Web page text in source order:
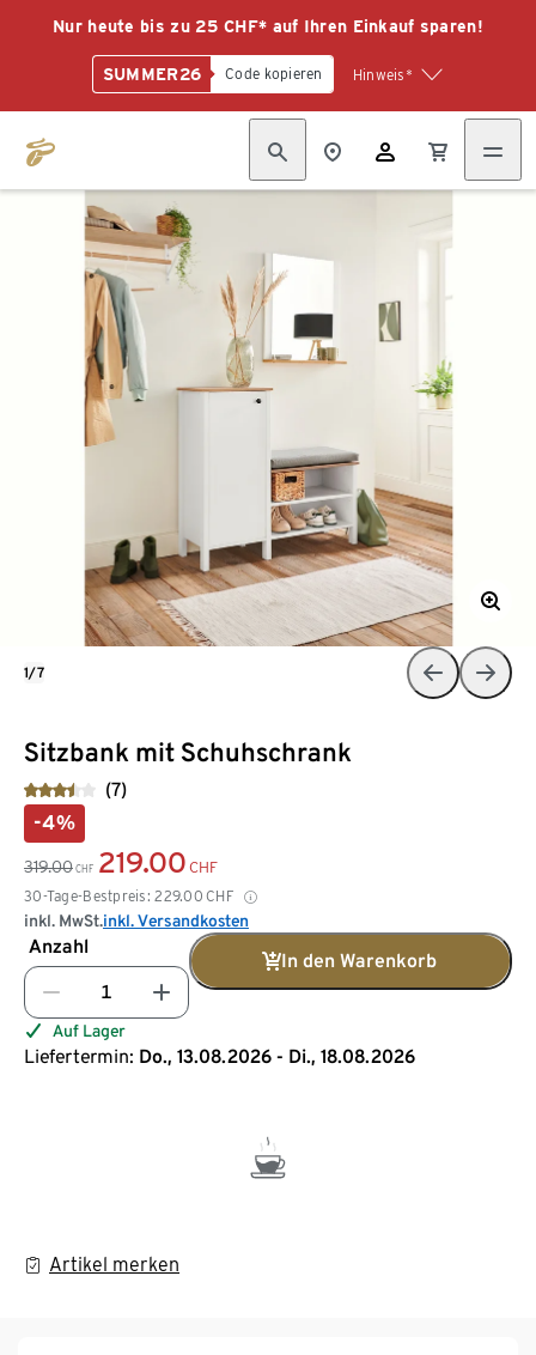
Nur heute bis zu 25 CHF* auf Ihren Einkauf sparen!
SUMMER26 Code kopieren Hinweis*
Sitzbank mit Schuhschrank
(7)
-4%
319.00 CHF 219.00 CHF
30-Tage-Bestpreis: 229.00 CHF
inkl. MwSt.inkl. Versandkosten
Anzahl
In den Warenkorb
Auf Lager
Liefertermin: Do., 13.08.2026 - Di., 18.08.2026
Artikel merken
1/7